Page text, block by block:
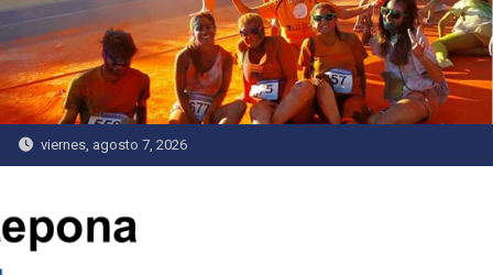
Saltar
al
contenido
viernes, agosto 7, 2026